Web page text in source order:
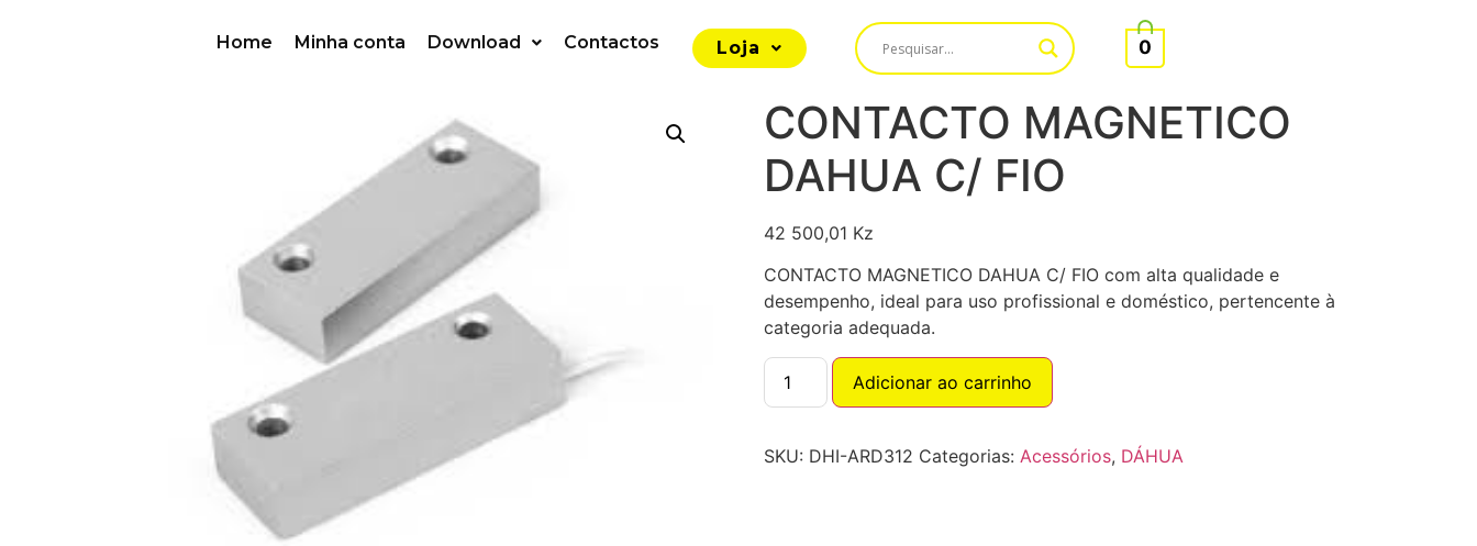
Home Minha conta Download Contactos Loja 0
CONTACTO MAGNETICO
DAHUA C/ FIO
42 500,01 Kz
CONTACTO MAGNETICO DAHUA C/ FIO com alta qualidade e
desempenho, ideal para uso profissional e doméstico, pertencente à
categoria adequada.
Adicionar ao carrinho
SKU: DHI-ARD312 Categorias: Acessórios, DÁHUA